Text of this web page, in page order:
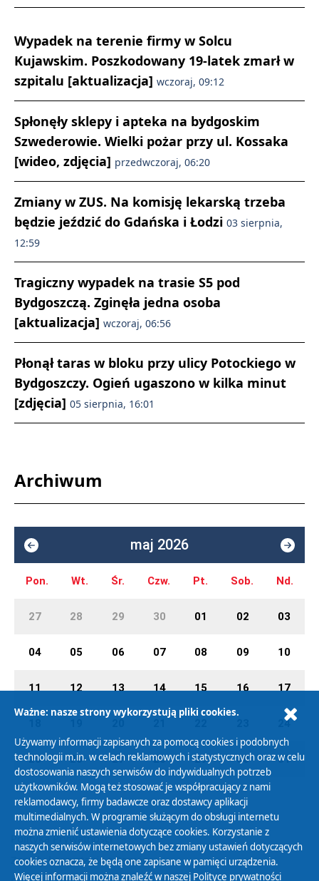
Wypadek na terenie firmy w Solcu
Kujawskim. Poszkodowany 19-latek zmarł w
szpitalu [aktualizacja] wczoraj, 09:12
Spłonęły sklepy i apteka na bydgoskim
Szwederowie. Wielki pożar przy ul. Kossaka
[wideo, zdjęcia] przedwczoraj, 06:20
Zmiany w ZUS. Na komisję lekarską trzeba
będzie jeździć do Gdańska i Łodzi 03 sierpnia,
12:59
Tragiczny wypadek na trasie S5 pod
Bydgoszczą. Zginęła jedna osoba
[aktualizacja] wczoraj, 06:56
Płonął taras w bloku przy ulicy Potockiego w
Bydgoszczy. Ogień ugaszono w kilka minut
[zdjęcia] 05 sierpnia, 16:01
Archiwum
maj 2026
Pon. Wt. Śr. Czw. Pt. Sob. Nd.
27 28 29 30 01 02 03
04 05 06 07 08 09 10
11 12 13 14 15 16 17
24
25 26 27 28 29 30 31
Polityka Prywatności
Zasady korzystania z Serwisu
Ważne: nasze strony wykorzystują pliki cookies.
Używamy informacji zapisanych za pomocą cookies i podobnych
technologii m.in. w celach reklamowych i statystycznych oraz w celu
dostosowania naszych serwisów do indywidualnych potrzeb
użytkowników. Mogą też stosować je współpracujący z nami
reklamodawcy, firmy badawcze oraz dostawcy aplikacji
multimedialnych. W programie służącym do obsługi internetu
można zmienić ustawienia dotyczące cookies. Korzystanie z
naszych serwisów internetowych bez zmiany ustawień dotyczących
cookies oznacza, że będą one zapisane w pamięci urządzenia.
Więcej informacji można znaleźć w naszej Polityce prywatności